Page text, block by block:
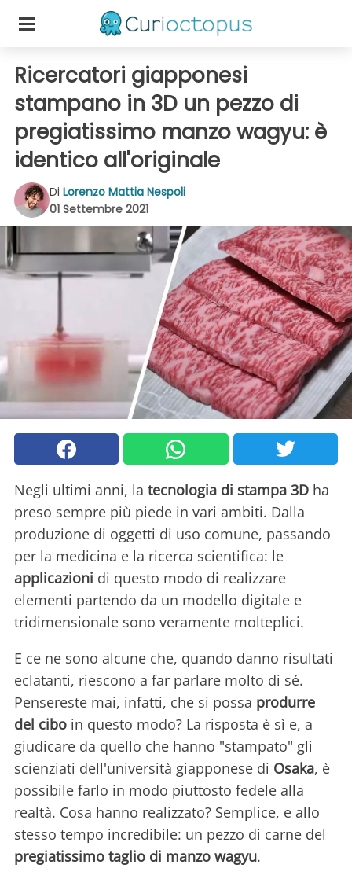
Ricercatori giapponesi
stampano in 3D un pezzo di
pregiatissimo manzo wagyu: è
identico all'originale
Di Lorenzo Mattia Nespoli
01 Settembre 2021
Negli ultimi anni, la tecnologia di stampa 3D ha
preso sempre più piede in vari ambiti. Dalla
produzione di oggetti di uso comune, passando
per la medicina e la ricerca scientifica: le
applicazioni di questo modo di realizzare
elementi partendo da un modello digitale e
tridimensionale sono veramente molteplici.
E ce ne sono alcune che, quando danno risultati
eclatanti, riescono a far parlare molto di sé.
Pensereste mai, infatti, che si possa produrre
del cibo in questo modo? La risposta è sì e, a
giudicare da quello che hanno "stampato" gli
scienziati dell'università giapponese di Osaka, è
possibile farlo in modo piuttosto fedele alla
realtà. Cosa hanno realizzato? Semplice, e allo
stesso tempo incredibile: un pezzo di carne del
pregiatissimo taglio di manzo wagyu.